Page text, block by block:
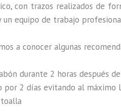
con trazos realizados de
un equipo de trabajo
a conocer algunas
durante 2 horas después
por 2 días evitando al máximo